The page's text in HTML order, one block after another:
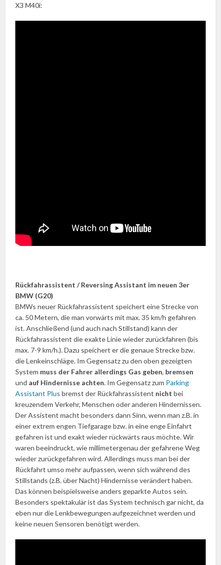
X3 M40i:
Rückfahrassistent / Reversing Assistant im neuen 3er
BMW (G20)
BMWs neuer Rückfahrassistent speichert eine Strecke von
ca. 50 Metern, die man vorwärts mit max. 35 km/h gefahren
ist. Anschließend (und auch nach Stillstand) kann der
Rückfahrassistent die exakte Linie wieder zurückfahren (bis
max. 7-9 km/h.). Dazu speichert er die genaue Strecke bzw.
die Lenkeinschläge. Im Gegensatz zu den oben gezeigten
System muss der Fahrer allerdings Gas geben, bremsen
und auf Hindernisse achten. Im Gegensatz zum Parking
Assistant Plus bremst der Rückfahrassistent nicht bei
kreuzendem Verkehr, Menschen oder anderen Hindernissen.
Der Assistent macht besonders dann Sinn, wenn man z.B. in
einer extrem engen Tiefgarage bzw. in eine enge Einfahrt
gefahren ist und exakt wieder rückwärts raus möchte. Wir
waren beeindruckt, wie millimetergenau der gefahrene Weg
wieder zurückgefahren wird. Allerdings muss man bei der
Rückfahrt umso mehr aufpassen, wenn sich während des
Stillstands (z.B. über Nacht) Hindernisse verändert haben.
Das können beispielsweise anders geparkte Autos sein.
Besonders spektakulär ist das System technisch gar nicht, da
eben nur die Lenkbewegungen aufgezeichnet werden und
keine neuen Sensoren benötigt werden.